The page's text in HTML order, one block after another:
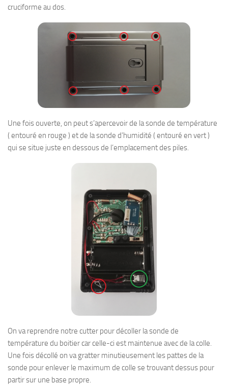
cruciforme au dos.
Une fois ouverte, on peut s’apercevoir de la sonde de température
( entouré en rouge ) et de la sonde d’humidité ( entouré en vert )
qui se situe juste en dessous de l’emplacement des piles.
On va reprendre notre cutter pour décoller la sonde de
température du boitier car celle-ci est maintenue avec de la colle.
Une fois décollé on va gratter minutieusement les pattes de la
sonde pour enlever le maximum de colle se trouvant dessus pour
partir sur une base propre.